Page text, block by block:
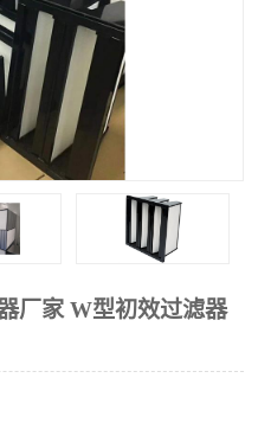
厂家 W型初效过滤器
食品饮料
光电车间
过滤器
百级